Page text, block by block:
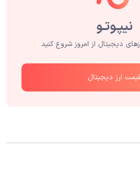
دیجیتال از امروز شروع کنید
ارز دیجیتال